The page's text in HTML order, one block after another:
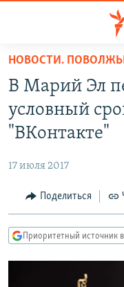
упрощенного
доступа
основному
Вернутся
Вернутся
ПОДКАСТЫ
АВТОРСКИЕ
МНЕНИЯ
КУЛЬТУРА
КАВКАЗ.РЕАЛИИ
СЕВЕР.РЕАЛИИ
НОВОСТИ.
В Марий Эл
условный
"ВКонтакте"
17 июля 2017
Поделиться
Приоритетный источник